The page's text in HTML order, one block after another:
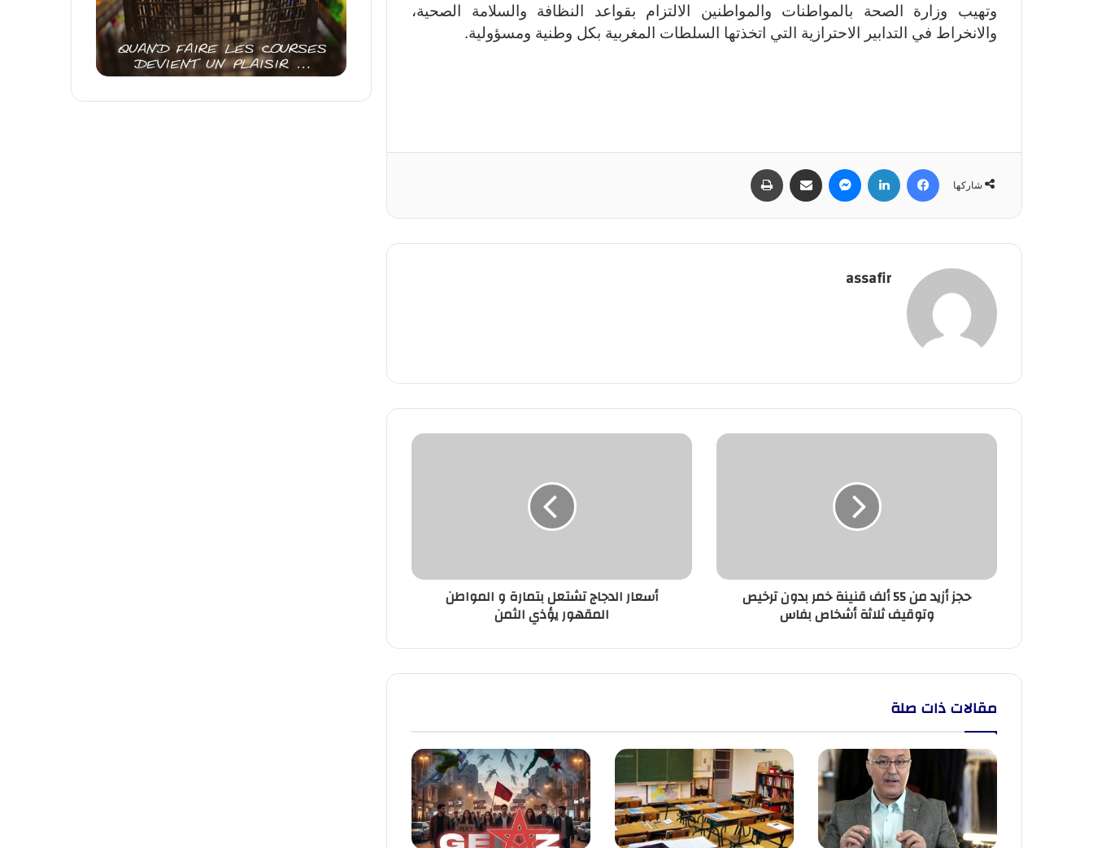
وتهيب وزارة الصحة بالمواطنات والمواطنين الالتزام بقواعد النظافة والسلامة الصحية،
والانخراط في التدابير الاحترازية التي اتخذتها السلطات المغربية بكل وطنية ومسؤولية.
شاركها
فيسبوك لينكدإن ماسنجر مشاركة عبر البريد
assafir
حجز
ترخيص
وتوقيف
بفاس
حجز أزيد من 55 ألف قنينة خمر بدون ترخيص
وتوقيف ثلاثة أشخاص بفاس
أسعار
الثمن
أسعار الدجاج تشتعل بتمارة و المواطن
المقهور يؤذي الثمن
مقالات ذات صلة